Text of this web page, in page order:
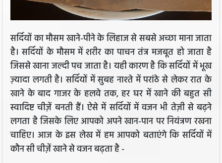
सर्दियों का मौसम खाने-पीने के लिहाज से सबसे अच्छा माना जाता
है। सर्दियों के मौसम में शरीर का पाचन तंत्र मजबूत हो जाता है
जिससे खाना जल्दी पच जाता है। यही कारण है कि सर्दियों में भूख
ज़्यादा लगती है। सर्दियों में सुबह नाश्ते में परांठे से लेकर रात के
खाने के बाद गाजर के हलवे तक, हर घर में खाने की बहुत सी
स्वादिष्ट चीज़ें बनती हैं। ऐसे में सर्दियों में वजन भी तेज़ी से बढ़ने
लगता है जिसके लिए आपको अपने खान-पान पर नियंत्रण रखना
चाहिए। आज के इस लेख में हम आपको बताएंगे कि सर्दियों में
कौन सी चीज़ें खाने से वजन बढ़ता है -